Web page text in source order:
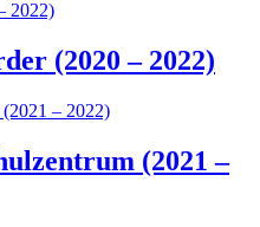
(2020 – 2022)
(2021 –